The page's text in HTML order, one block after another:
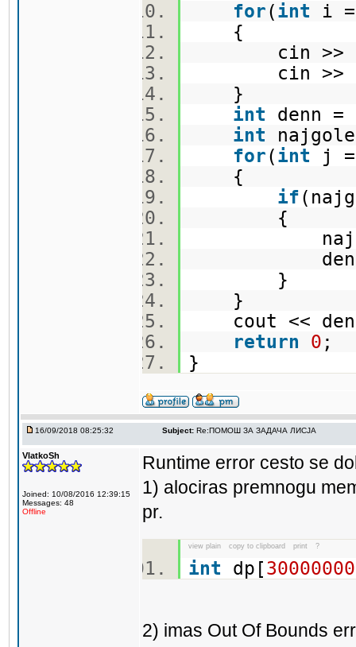
for(int i
{
cin >>
cin >>
}
int denn =
int
for(int j
{
if
{
denn
}
}
cout <<
return
0 ;
}
16/09/2018 08:25:32 Subject: Re:ПОМОШ ЗА ЗАДАЧА ЛИСЈА
VlatkoSh
Joined: 10/08/2016 12:39:15
Messages: 48
Offline
Runtime error cesto se
1) alociras premnogu
pr.
view plain copy to clipboard print ?
int dp[30000000
2) imas Out Of Bounds